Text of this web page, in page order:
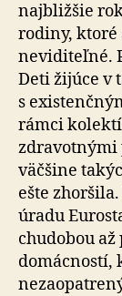
najbližšie
rodiny, ktoré
neviditeľné.
Deti žijúce v
s
rámci
zdravotnými
väčšine
ešte
úradu
chudobou
domácností,